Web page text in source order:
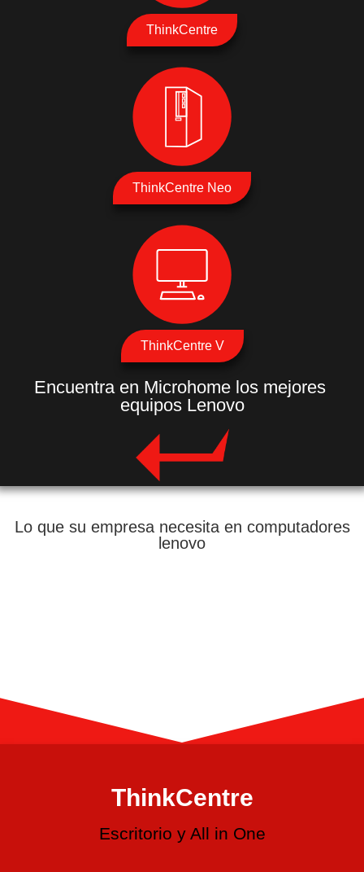
ThinkCentre
ThinkCentre Neo
ThinkCentre V
Encuentra en Microhome los mejores
equipos Lenovo
Lo que su empresa necesita en computadores
lenovo
ThinkCentre
Escritorio y All in One